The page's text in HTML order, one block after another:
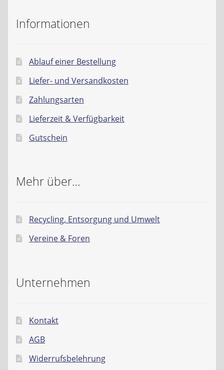
Informationen
Ablauf einer Bestellung
Liefer- und Versandkosten
Zahlungsarten
Lieferzeit & Verfügbarkeit
Gutschein
Mehr über…
Recycling, Entsorgung und Umwelt
Vereine & Foren
Unternehmen
Kontakt
AGB
Widerrufsbelehrung